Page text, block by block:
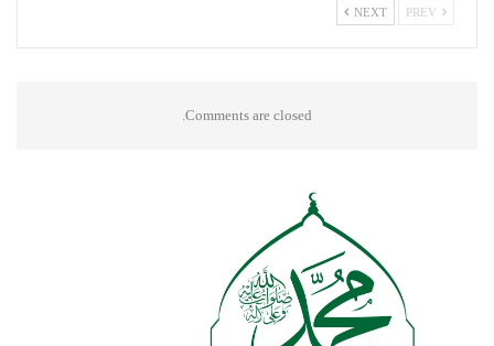
NEXT
Comments are closed.